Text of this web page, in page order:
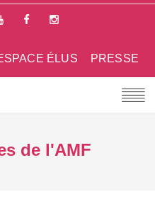
PRESSE
ÉLUS
de l'AMF